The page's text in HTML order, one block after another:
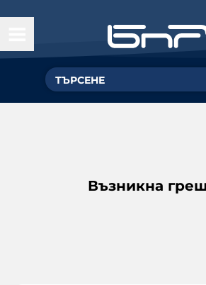
Възникна